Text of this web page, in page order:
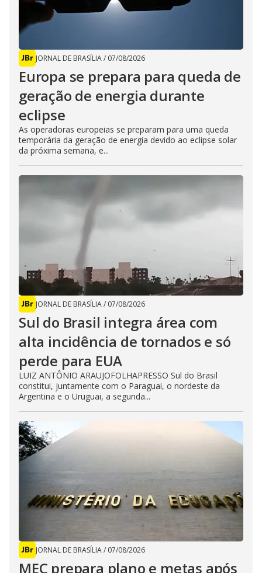
JORNAL DE BRASÍLIA/ 07/08/2026
Europa se prepara para queda de
geração de energia durante
eclipse
As operadoras europeias se preparam para uma queda
temporária da geração de energia devido ao eclipse solar
da próxima semana, e...
JORNAL DE BRASÍLIA/ 07/08/2026
Sul do Brasil integra área com
alta incidência de tornados e só
perde para EUA
LUIZ ANTÔNIO ARAUJOFOLHAPRESSO Sul do Brasil
constitui, juntamente com o Paraguai, o nordeste da
Argentina e o Uruguai, a segunda...
JORNAL DE BRASÍLIA/ 07/08/2026
MEC prepara plano e metas após